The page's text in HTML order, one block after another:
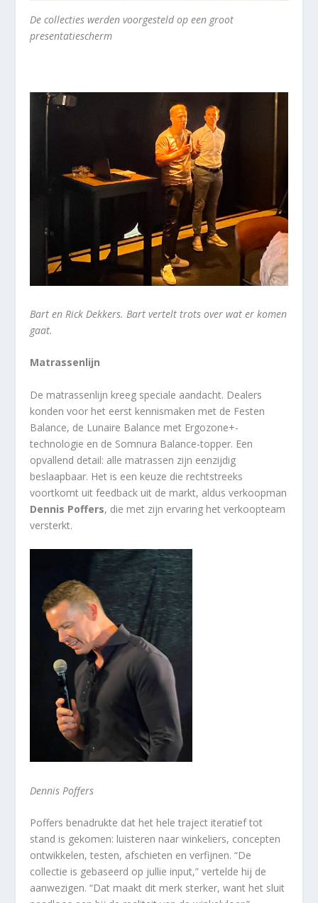
De collecties werden voorgesteld op een groot
presentatiescherm
Bart en Rick Dekkers. Bart vertelt trots over wat er komen
gaat.
Matrassenlijn
De matrassenlijn kreeg speciale aandacht. Dealers
konden voor het eerst kennismaken met de Festen
Balance, de Lunaire Balance met Ergozone+-
technologie en de Somnura Balance-topper. Een
opvallend detail: alle matrassen zijn eenzijdig
beslaapbaar. Het is een keuze die rechtstreeks
voortkomt uit feedback uit de markt, aldus verkoopman
Dennis Poffers, die met zijn ervaring het verkoopteam
versterkt.
Dennis Poffers
Poffers benadrukte dat het hele traject iteratief tot
stand is gekomen: luisteren naar winkeliers, concepten
ontwikkelen, testen, afschieten en verfijnen. “De
collectie is gebaseerd op jullie input,” vertelde hij de
aanwezigen. “Dat maakt dit merk sterker, want het sluit